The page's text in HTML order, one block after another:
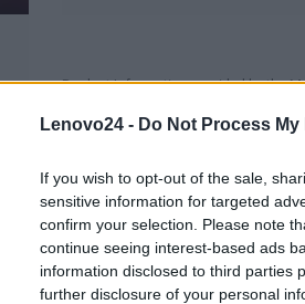
Lenovo24 - Do Not Process
If you wish to opt-out of the sale,
sensitive information for targeted
confirm your selection. Please note
continue seeing interest-based ads
information disclosed to third parties
further disclosure of your personal
Product Information provided by the